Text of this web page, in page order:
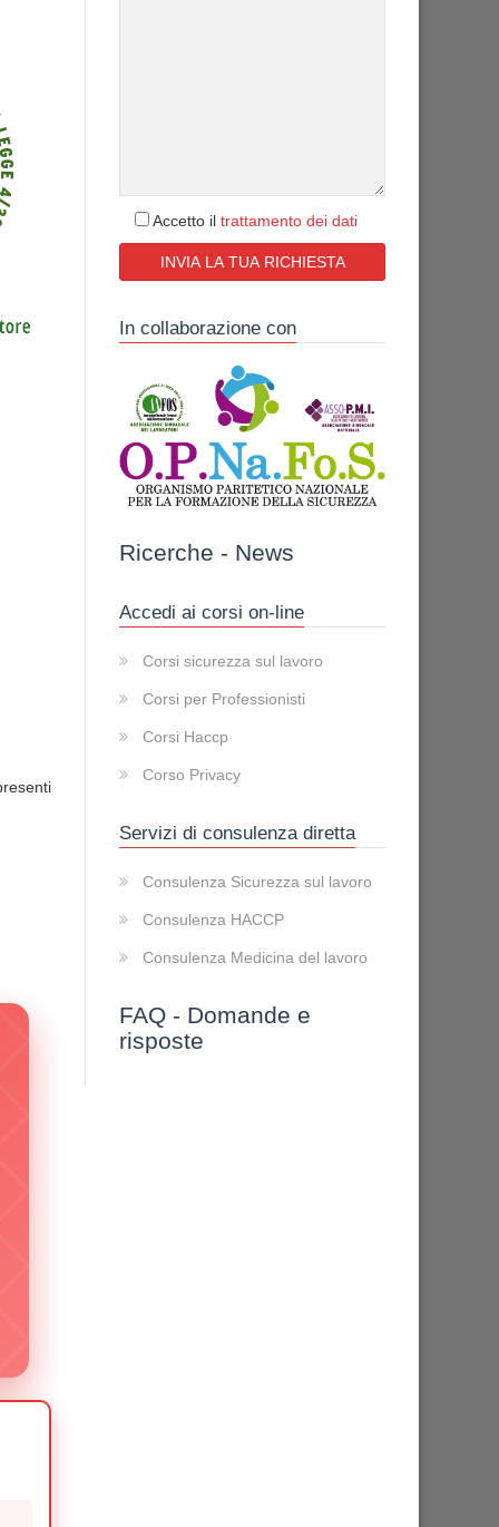
Accetto il trattamento dei dati
In collaborazione con
Ricerche - News
Accedi ai corsi on-line
Corsi sicurezza sul lavoro
Corsi per Professionisti
Corsi Haccp
Corso Privacy
Servizi di consulenza diretta
Consulenza Sicurezza sul lavoro
Consulenza HACCP
Consulenza Medicina del lavoro
FAQ - Domande e
risposte